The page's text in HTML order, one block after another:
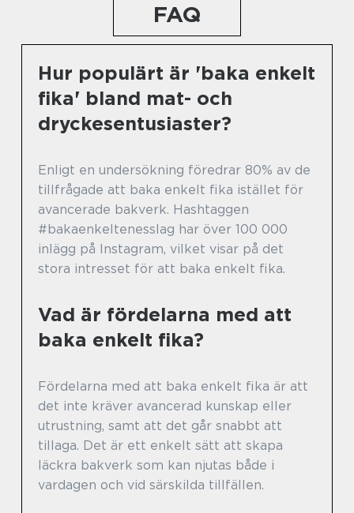
FAQ
Hur populärt är 'baka enkelt
fika' bland mat- och
dryckesentusiaster?
Enligt en undersökning föredrar 80% av de
tillfrågade att baka enkelt fika istället för
avancerade bakverk. Hashtaggen
#bakaenkeltenesslag har över 100 000
inlägg på Instagram, vilket visar på det
stora intresset för att baka enkelt fika.
Vad är fördelarna med att
baka enkelt fika?
Fördelarna med att baka enkelt fika är att
det inte kräver avancerad kunskap eller
utrustning, samt att det går snabbt att
tillaga. Det är ett enkelt sätt att skapa
läckra bakverk som kan njutas både i
vardagen och vid särskilda tillfällen.